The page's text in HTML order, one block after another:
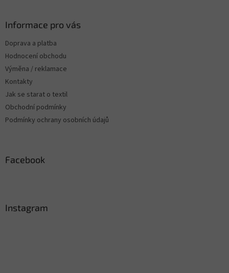
Informace pro vás
Doprava a platba
Hodnocení obchodu
Výměna / reklamace
Kontakty
Jak se starat o textil
Obchodní podmínky
Podmínky ochrany osobních údajů
Facebook
Instagram